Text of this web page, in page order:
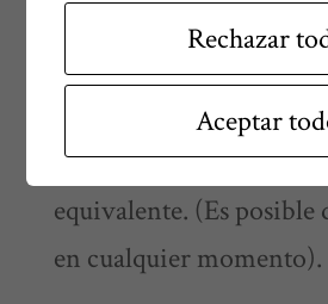
Acepto recibir la
que la entidad
enviarme por correo
medio de
equivalente. (Es posible
en cualquier momento).
Rechazar
Aceptar